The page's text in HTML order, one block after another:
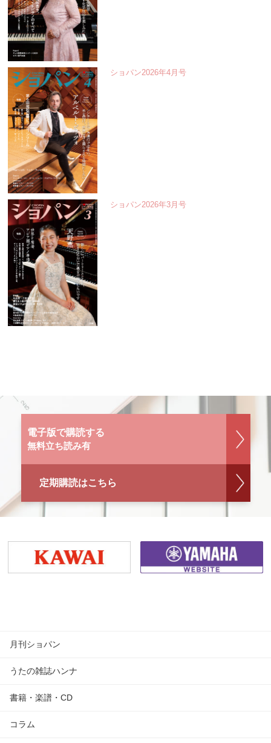
ショパン2026年4月号
ショパン2026年3月号
電子版で購読する
無料立ち読み有
定期購読はこちら
月刊ショパン
うたの雑誌ハンナ
書籍・楽譜・CD
コラム